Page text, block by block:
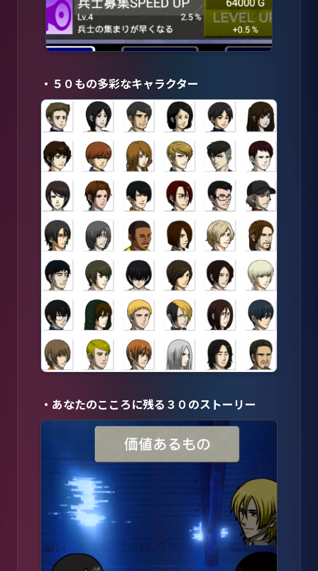
・５０もの多彩なキャラクター
・あなたのこころに残る３０のストーリー